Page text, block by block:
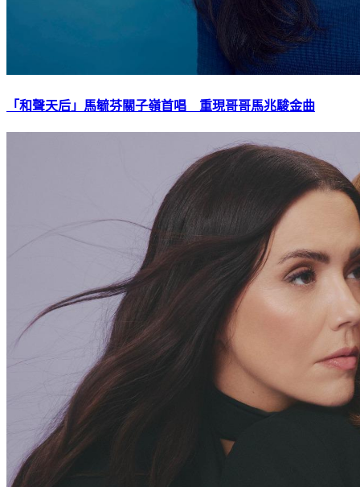
「和聲天后」馬毓芬關子嶺首唱 重現哥哥馬兆駿金曲